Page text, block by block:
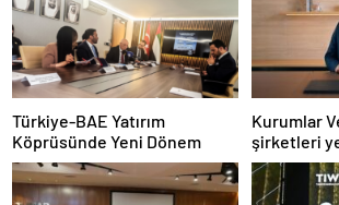
Türkiye-BAE Yatırım
Köprüsünde Yeni Dönem
Kurumlar
şirketleri